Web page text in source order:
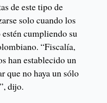
de este tipo de
solo cuando los
cumpliendo su
“Fiscalía,
han establecido un
que no haya un sólo
dijo.